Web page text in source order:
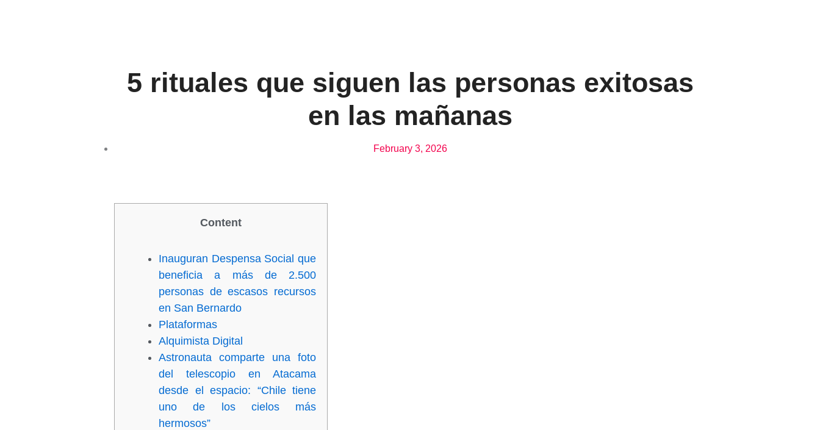
5 rituales que siguen las personas exitosas
en las mañanas
February 3, 2026
Content
Inauguran Despensa Social que
beneficia a más de 2.500
personas de escasos recursos
en San Bernardo
Plataformas
Alquimista Digital
Astronauta comparte una foto
del telescopio en Atacama
desde el espacio: “Chile tiene
uno de los cielos más
hermosos”